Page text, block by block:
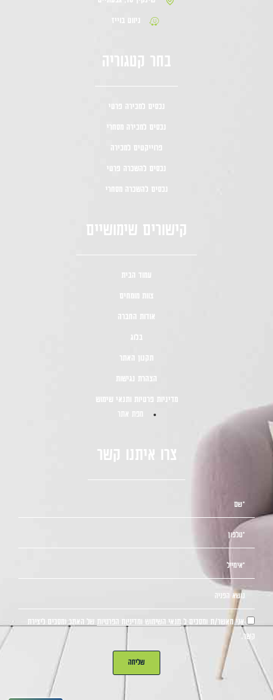
ניווט בוייז
בחר קטגוריה
נכסים למכירה פרטי
נכסים למכירה מסחרי
פרוייקטים למכירה
נכסים להשכרה פרטי
נכסים להשכרה מסחרי
קישורים שימושיים
עמוד הבית
צוות מומחים
אודות החברה
בלוג
תקנון האתר
הצהרת נגישות
מדיניות פרטיות ותנאי שימוש
מפת אתר
צרו איתנו קשר
אני מאשר/ת ומסכים ל תנאי השימוש ומדיניות הפרטיות של האתר ומסכים ליצירת
קשר.
שליחה